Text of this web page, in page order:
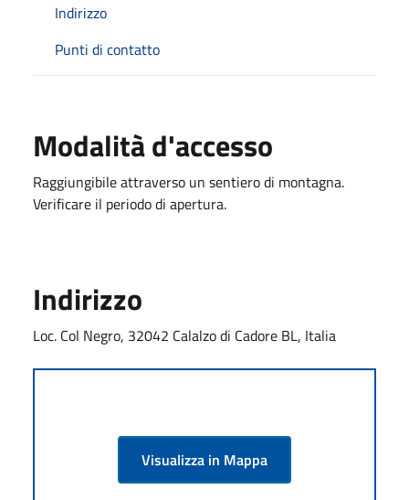
Indirizzo
Punti di contatto
Modalità d'accesso
Raggiungibile attraverso un sentiero di montagna.
Verificare il periodo di apertura.
Indirizzo
Loc. Col Negro, 32042 Calalzo di Cadore BL, Italia
Visualizza in Mappa